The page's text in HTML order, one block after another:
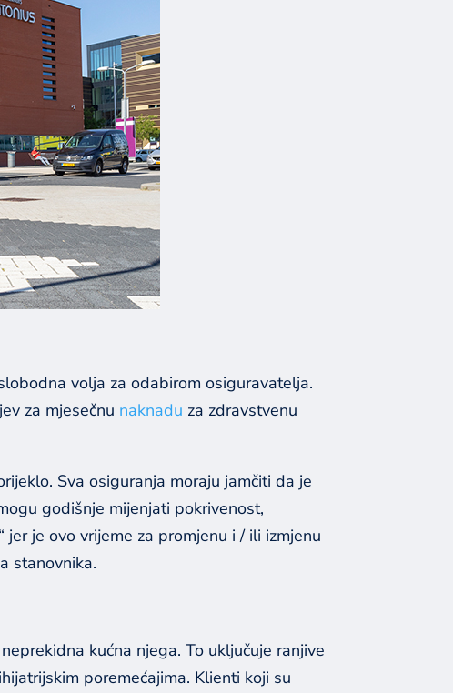
volja za odabirom osiguravatelja.
za mjesečnu naknadu za zdravstvenu
Sva osiguranja moraju jamčiti da je
godišnje mijenjati pokrivenost,
je ovo vrijeme za promjenu i / ili izmjenu
stanovnika.
kućna njega. To uključuje ranjive
poremećajima. Klienti koji su